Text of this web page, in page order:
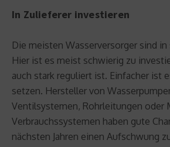
In Zulieferer investieren
Die meisten Wasserversorger sind
Hier ist es meist schwierig zu
auch stark reguliert ist. Einfacher ist
setzen. Hersteller von
Ventilsystemen, Rohrleitungen oder
Verbrauchssystemen haben gute
nächsten Jahren einen Aufschwung